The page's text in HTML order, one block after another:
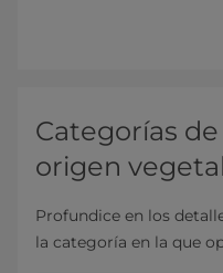
Categorías
origen vegetal
Profundice en los
la categoría en la que